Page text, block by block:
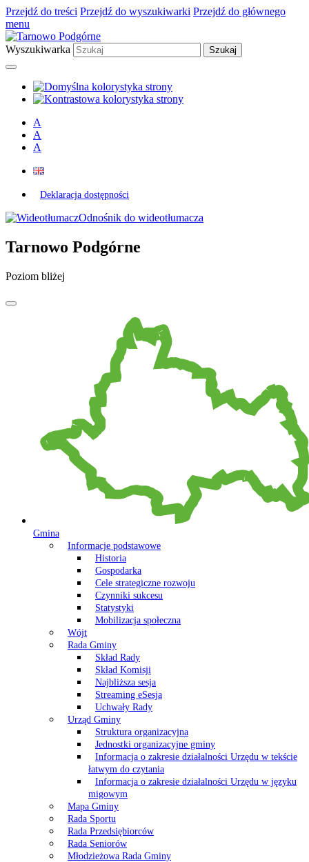
Przejdź do treści Przejdź do wyszukiwarki Przejdź do głównego
menu
Wyszukiwarka
A
A
A
Deklaracja dostępności
Odnośnik do wideotłumacza
Tarnowo Podgórne
Poziom bliżej
Gmina
Informacje podstawowe
Historia
Gospodarka
Cele strategiczne rozwoju
Czynniki sukcesu
Statystyki
Mobilizacja społeczna
Wójt
Rada Gminy
Skład Rady
Skład Komisji
Najbliższa sesja
Streaming eSesja
Uchwały Rady
Urząd Gminy
Struktura organizacyjna
Jednostki organizacyjne gminy
Informacja o zakresie działalności Urzędu w tekście
łatwym do czytania
Informacja o zakresie działalności Urzędu w języku
migowym
Mapa Gminy
Rada Sportu
Rada Przedsiębiorców
Rada Seniorów
Młodzieżowa Rada Gminy